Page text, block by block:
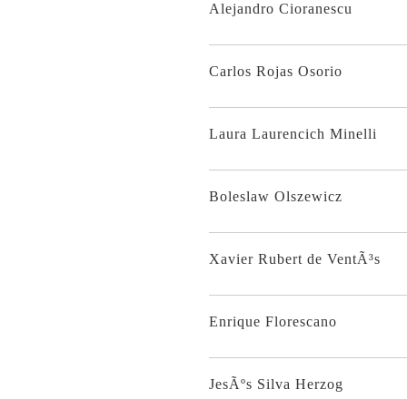
Alejandro Cioranescu
Carlos Rojas Osorio
Laura Laurencich Minelli
Boleslaw Olszewicz
Xavier Rubert de VentÃ³s
Enrique Florescano
JesÃºs Silva Herzog